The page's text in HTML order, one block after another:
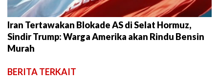
Iran Tertawakan Blokade AS di Selat Hormuz,
Sindir Trump: Warga Amerika akan Rindu Bensin
Murah
BERITA TERKAIT